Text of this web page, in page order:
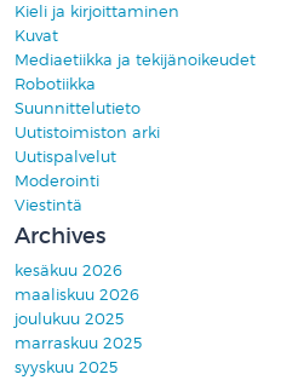
Kieli ja kirjoittaminen
Kuvat
Mediaetiikka ja tekijänoikeudet
Robotiikka
Suunnittelutieto
Uutistoimiston arki
Uutispalvelut
Moderointi
Viestintä
Archives
kesäkuu 2026
maaliskuu 2026
joulukuu 2025
marraskuu 2025
syyskuu 2025